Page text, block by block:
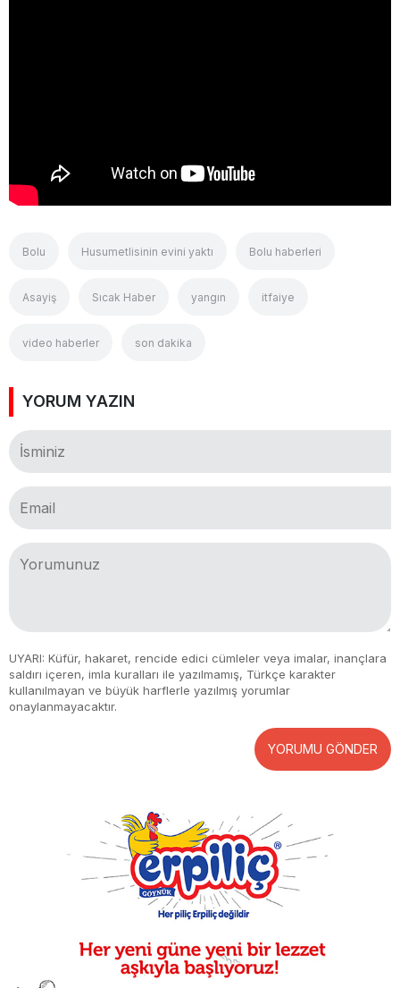
Bolu Husumetlisinin evini yaktı Bolu haberleri
Asayiş Sıcak Haber yangın itfaiye
video haberler son dakika
YORUM YAZIN
UYARI: Küfür, hakaret, rencide edici cümleler veya imalar, inançlara
saldırı içeren, imla kuralları ile yazılmamış, Türkçe karakter
kullanılmayan ve büyük harflerle yazılmış yorumlar
onaylanmayacaktır.
YORUMU GÖNDER